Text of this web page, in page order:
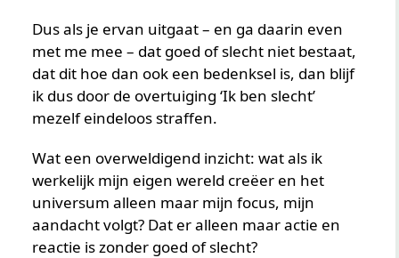
Dus als je ervan uitgaat – en ga daarin even
met me mee – dat goed of slecht niet bestaat,
dat dit hoe dan ook een bedenksel is, dan blijf
ik dus door de overtuiging ‘Ik ben slecht’
mezelf eindeloos straffen.
Wat een overweldigend inzicht: wat als ik
werkelijk mijn eigen wereld creëer en het
universum alleen maar mijn focus, mijn
aandacht volgt? Dat er alleen maar actie en
reactie is zonder goed of slecht?